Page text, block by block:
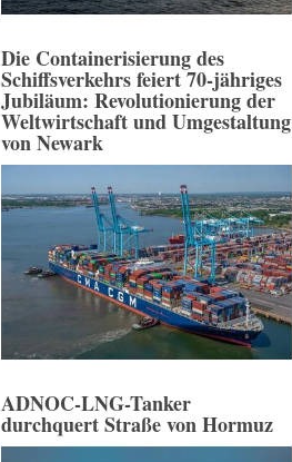
Die Containerisierung des
Schiffsverkehrs feiert 70-jähriges
Jubiläum: Revolutionierung der
Weltwirtschaft und Umgestaltung
von Newark
ADNOC-LNG-Tanker
durchquert Straße von Hormuz